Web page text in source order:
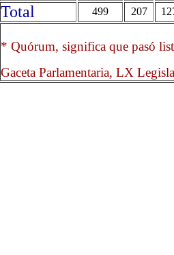
Total
499 207
* Quórum, significa que pasó
Gaceta Parlamentaria, LX